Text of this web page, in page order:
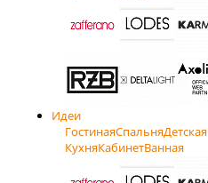
Идеи
ГостинаяСпальняДетская
КухняКабинетВанная